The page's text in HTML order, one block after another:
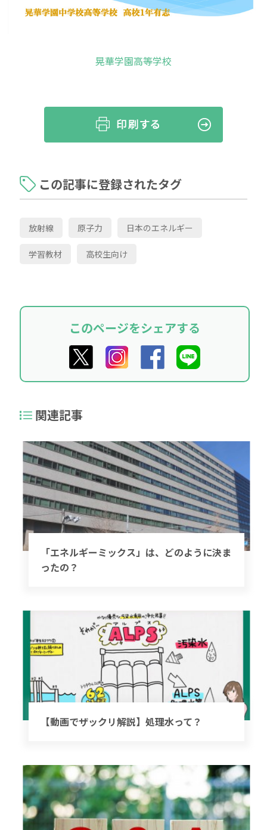
晃華学園高等学校
この記事に登録されたタグ
放射線 原子力 日本のエネルギー
学習教材 高校生向け
このページをシェアする
関連記事
「エネルギーミックス」は、どのように決ま
ったの？
【動画でザックリ解説】処理水って？